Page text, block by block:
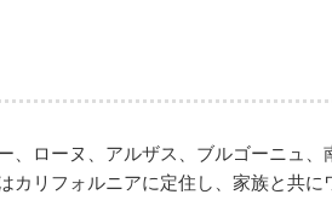
、ローヌ、アルザス、ブルゴーニュ、
カリフォルニアに定住し、家族と共に